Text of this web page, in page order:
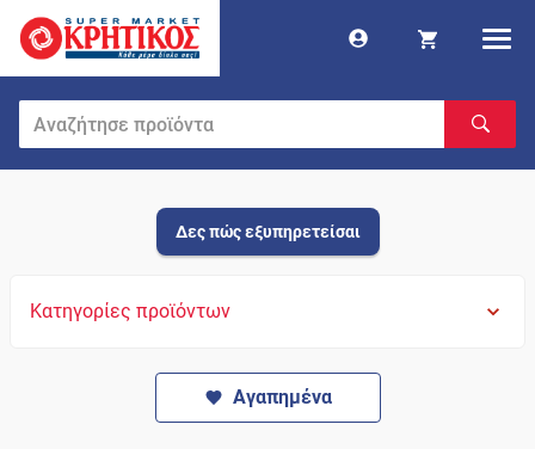
Δες πώς εξυπηρετείσαι
Κατηγορίες προϊόντων
Αγαπημένα